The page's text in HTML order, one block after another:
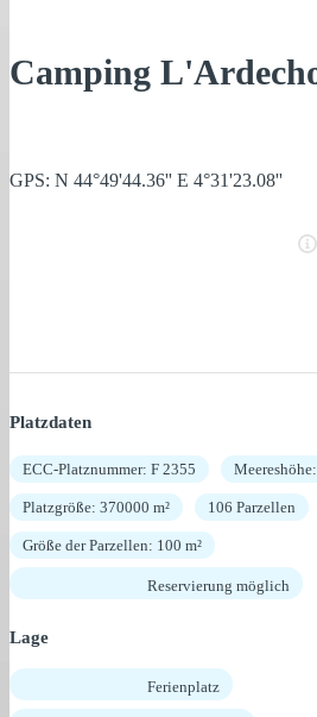
Camping
GPS: N 44°49'44.36'' E 4°31'23.08''
Platzdaten
ECC-Platznummer: F 2355
Platzgröße: 370000 m² 106 Parzellen
Größe der Parzellen: 100 m²
Reservierung möglich
Lage
Ferienplatz